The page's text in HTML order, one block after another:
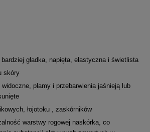
gładka, napięta, elastyczna i świetlista
skóry
plamy i przebarwienia jaśnieją lub
łojotoku , zaskórników
warstwy rogowej naskórka, co